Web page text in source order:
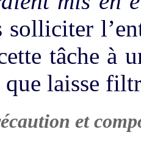
solliciter
tâche à
laisse
et